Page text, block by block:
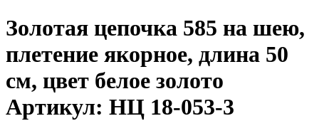
Золотая цепочка 585 на шею,
плетение якорное, длина 50
см, цвет белое золото
Артикул: НЦ 18-053-3